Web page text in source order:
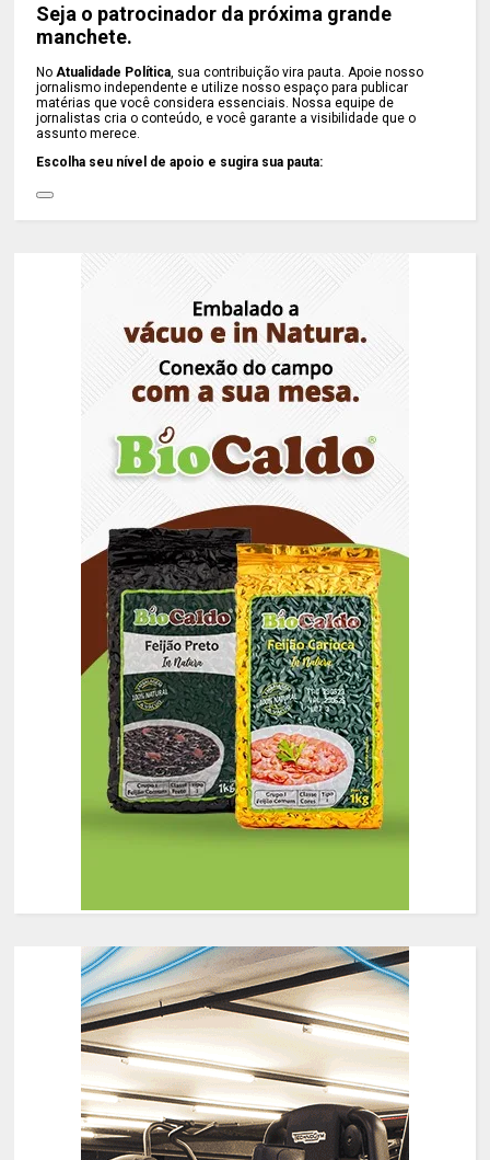
Seja o patrocinador da próxima grande
manchete.
NoAtualidade Política, sua contribuição vira pauta. Apoie nosso
jornalismo independente e utilize nosso espaço para publicar
matérias que você considera essenciais. Nossa equipe de
jornalistas cria o conteúdo, e você garante a visibilidade que o
assunto merece.
Escolha seu nível de apoio e sugira sua pauta: